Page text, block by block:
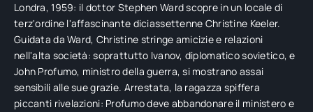
Londra, 1959: il dottor Stephen Ward scopre in un locale di
terz'ordine l'affascinante diciassettenne Christine Keeler.
Guidata da Ward, Christine stringe amicizie e relazioni
nell'alta società: soprattutto Ivanov, diplomatico sovietico, e
John Profumo, ministro della guerra, si mostrano assai
sensibili alle sue grazie. Arrestata, la ragazza spiffera
piccanti rivelazioni: Profumo deve abbandonare il ministero e